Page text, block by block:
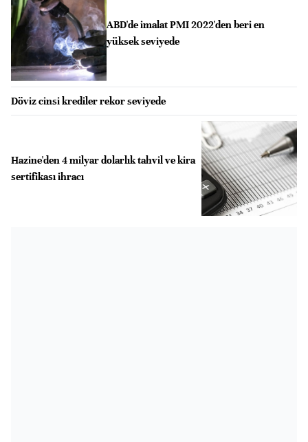
ABD'de imalat PMI 2022'den beri en
yüksek seviyede
Döviz cinsi krediler rekor seviyede
Hazine'den 4 milyar dolarlık tahvil ve kira
sertifikası ihracı